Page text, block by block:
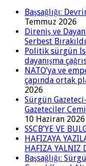
Başsağlığı:
Temmuz 2026
Direniş ve
Serbest Bırakıldı
Politik sürgün
dayanışma
NATO’ya ve
çapında ortak
2026
Sürgün
Gazeteciler
10 Haziran 2026
SSCB’YE VE
HAFIZAYA
HAFIZA YALNIZ
Başsağlığı: